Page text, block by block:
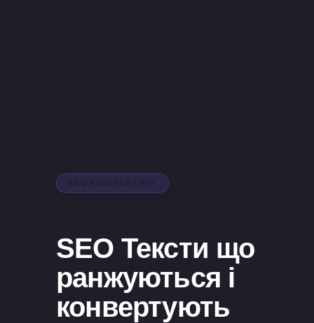
SEO КОПІРАЙТИНГ
SEO Тексти що
ранжуються і
конвертують